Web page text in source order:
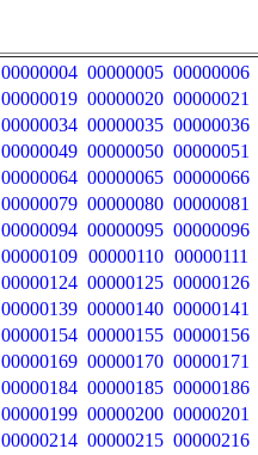
00000004 00000005 00000006
00000019 00000020 00000021
00000034 00000035 00000036
00000049 00000050 00000051
00000064 00000065 00000066
00000079 00000080 00000081
00000094 00000095 00000096
00000109 00000110 00000111
00000124 00000125 00000126
00000139 00000140 00000141
00000154 00000155 00000156
00000169 00000170 00000171
00000184 00000185 00000186
00000199 00000200 00000201
00000214 00000215 00000216